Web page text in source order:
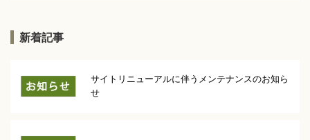
新着記事
サイトリニューアルに伴うメンテナンスのお知ら
せ